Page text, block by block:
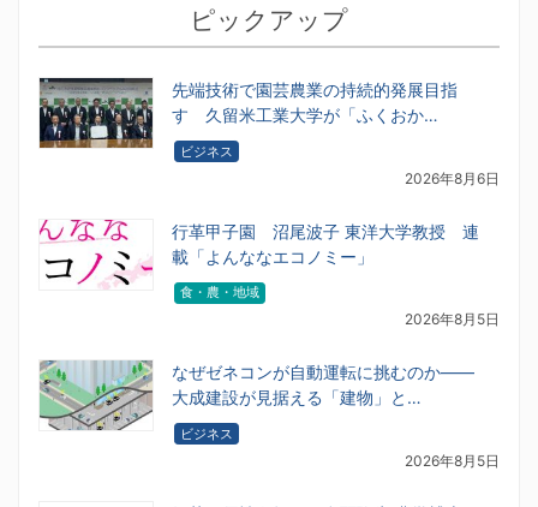
ピックアップ
先端技術で園芸農業の持続的発展目指
す 久留米工業大学が「ふくおか…
ビジネス
2026年8月6日
行革甲子園 沼尾波子 東洋大学教授 連
載「よんななエコノミー」
食・農・地域
2026年8月5日
なぜゼネコンが自動運転に挑むのか――
大成建設が見据える「建物」と…
ビジネス
2026年8月5日